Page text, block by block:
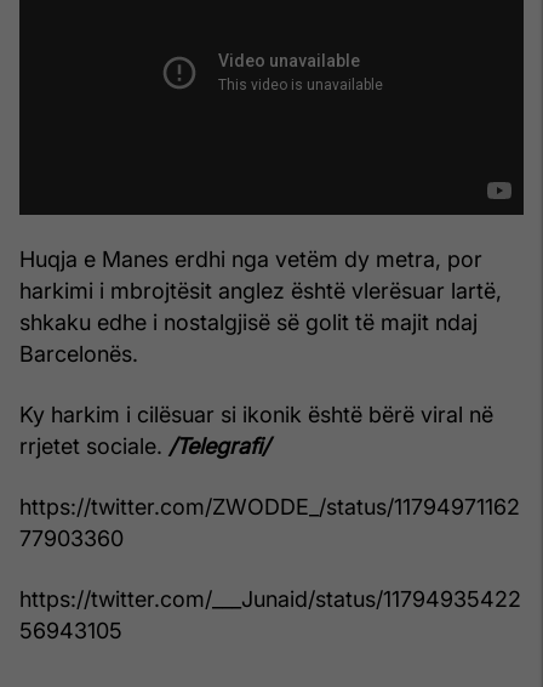
Huqja e Manes erdhi nga vetëm dy metra, por
harkimi i mbrojtësit anglez është vlerësuar lartë,
shkaku edhe i nostalgjisë së golit të majit ndaj
Barcelonës.
Ky harkim i cilësuar si ikonik është bërë viral në
rrjetet sociale. /Telegrafi/
https://twitter.com/ZWODDE_/status/11794971162
77903360
https://twitter.com/___Junaid/status/11794935422
56943105